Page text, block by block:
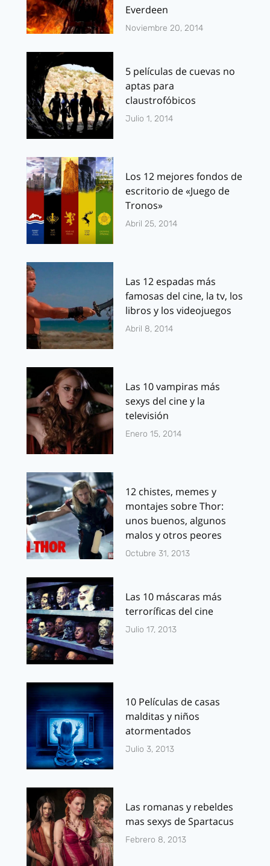
Everdeen
Noviembre 20, 2014
5 películas de cuevas no
aptas para
claustrofóbicos
Julio 1, 2014
Los 12 mejores fondos de
escritorio de «Juego de
Tronos»
Abril 25, 2014
Las 12 espadas más
famosas del cine, la tv, los
libros y los videojuegos
Abril 8, 2014
Las 10 vampiras más
sexys del cine y la
televisión
Enero 15, 2014
12 chistes, memes y
montajes sobre Thor:
unos buenos, algunos
malos y otros peores
Octubre 31, 2013
Las 10 máscaras más
terroríficas del cine
Julio 17, 2013
10 Películas de casas
malditas y niños
atormentados
Julio 3, 2013
Las romanas y rebeldes
mas sexys de Spartacus
Febrero 8, 2013